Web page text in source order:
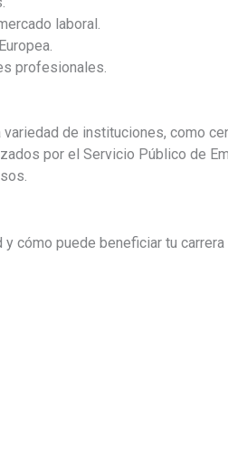
laboral.
profesionales.
de instituciones, como
por el Servicio Público de
cómo puede beneficiar tu